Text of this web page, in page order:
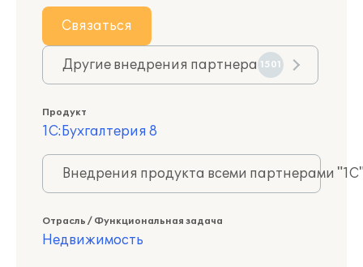
Связаться
Другие внедрения партнера 1501
Продукт
1С:Бухгалтерия 8
Внедрения продукта всеми партнерами
Отрасль / Функциональная задача
Недвижимость